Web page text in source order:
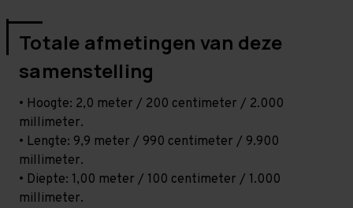
Totale afmetingen van deze
samenstelling
• Hoogte: 2,0 meter / 200 centimeter / 2.000
millimeter.
• Lengte: 9,9 meter / 990 centimeter / 9.900
millimeter.
• Diepte: 1,00 meter / 100 centimeter / 1.000
millimeter.